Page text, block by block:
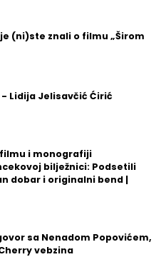
(ni)ste znali o filmu „Širom
- Lidija Jelisavčić Ćirić
i monografiji
bilježnici: Podsetili
dobar i originalni bend |
sa Nenadom Popovićem,
vebzina